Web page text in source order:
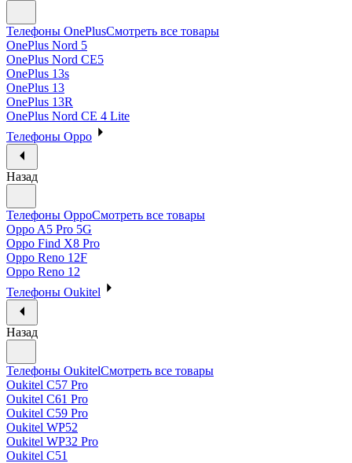
Телефоны OnePlusСмотреть все товары
OnePlus Nord 5
OnePlus Nord CE5
OnePlus 13s
OnePlus 13
OnePlus 13R
OnePlus Nord CE 4 Lite
Телефоны Oppo
Назад
Телефоны OppoСмотреть все товары
Oppo A5 Pro 5G
Oppo Find X8 Pro
Oppo Reno 12F
Oppo Reno 12
Телефоны Oukitel
Назад
Телефоны OukitelСмотреть все товары
Oukitel C57 Pro
Oukitel C61 Pro
Oukitel C59 Pro
Oukitel WP52
Oukitel WP32 Pro
Oukitel C51